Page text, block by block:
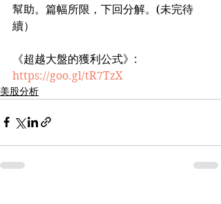
幫助。篇幅所限，下回分解。(未完待
續）
《超越大盤的獲利公式》:
https://goo.gl/tR7TzX
美股分析